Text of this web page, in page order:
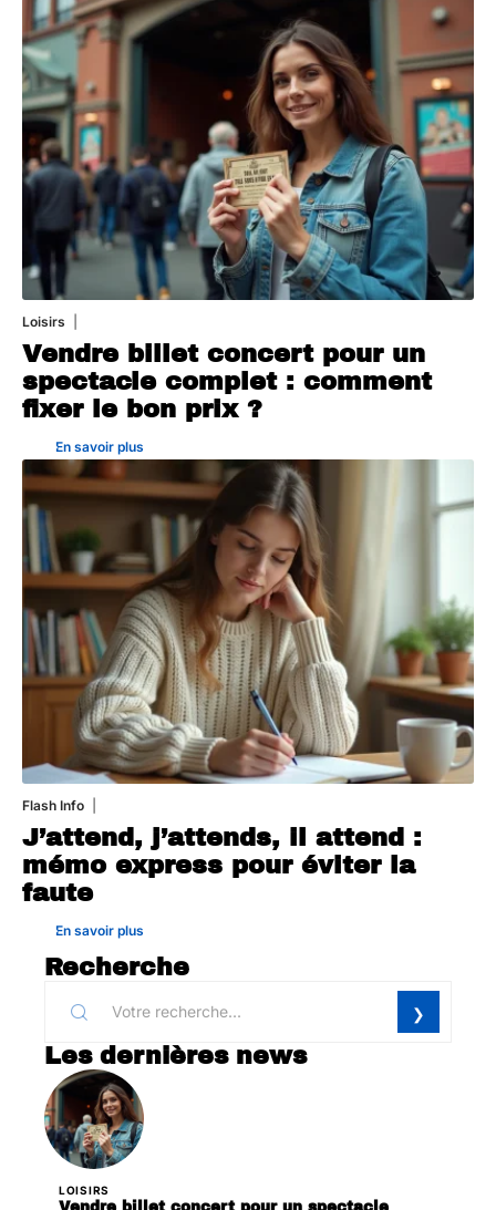
Loisirs
Vendre billet concert pour un
spectacle complet : comment
fixer le bon prix ?
En savoir plus
Flash Info
J’attend, j’attends, il attend :
mémo express pour éviter la
faute
En savoir plus
Recherche
Les dernières news
LOISIRS